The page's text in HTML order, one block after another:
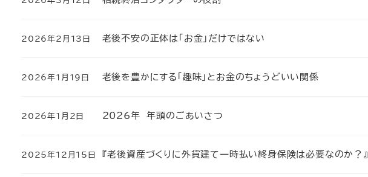
投稿日
老後不安の正体は「お金」だけではない
投稿日
2026年2月13日
老後を豊かにする「趣味」とお金のちょうどいい関係
投稿日
2026年1月19日
2026年 年頭のごあいさつ
投稿日
2026年1月2日
『老後資産づくりに外貨建て一時払い終身保険は必要なのか？』
投稿日
2025年12月15日